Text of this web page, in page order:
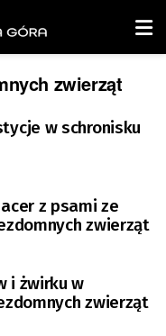
zwierząt
w schronisku
z psami ze
zwierząt
i żwirku w
zwierząt